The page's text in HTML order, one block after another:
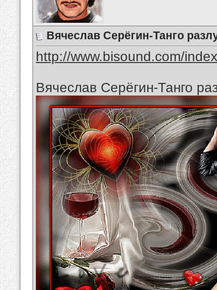
Вячеслав Серёгин-Танго
http://www.bisound.com/
Вячеслав Серёгин-Танго